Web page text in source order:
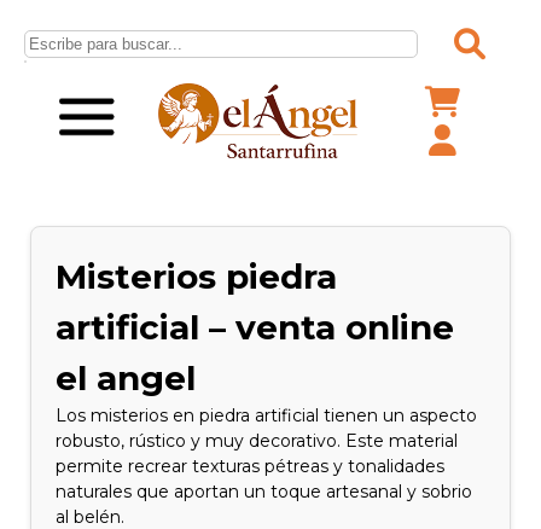
Misterios piedra
artificial – venta online
el angel
Los misterios en piedra artificial tienen un aspecto
robusto, rústico y muy decorativo. Este material
permite recrear texturas pétreas y tonalidades
naturales que aportan un toque artesanal y sobrio
al belén.